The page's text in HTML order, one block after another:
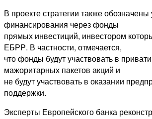
В проекте стратегии также обозначены
финансирования через фонды
прямых инвестиций, инвестором
ЕБРР. В частности, отмечается,
что фонды будут участвовать в
мажоритарных пакетов акций и
не будут участвовать в оказании
поддержки.
Эксперты Европейского банка